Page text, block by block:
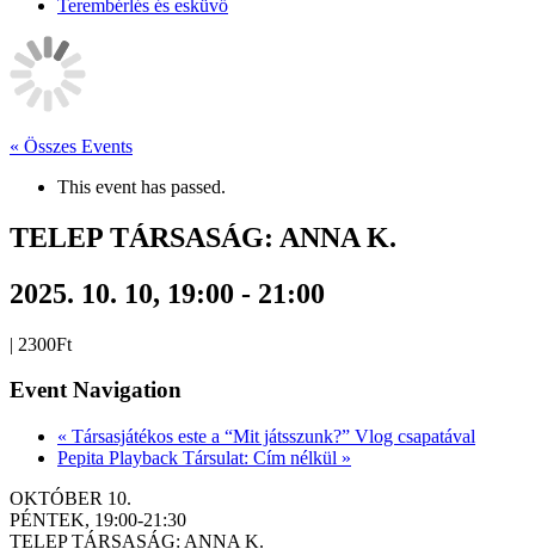
Terembérlés és esküvő
« Összes Events
This event has passed.
TELEP TÁRSASÁG: ANNA K.
2025. 10. 10, 19:00 - 21:00
| 2300Ft
Event Navigation
« Társasjátékos este a “Mit játsszunk?” Vlog csapatával
Pepita Playback Társulat: Cím nélkül »
OKTÓBER 10.
PÉNTEK, 19:00-21:30
TELEP TÁRSASÁG: ANNA K.